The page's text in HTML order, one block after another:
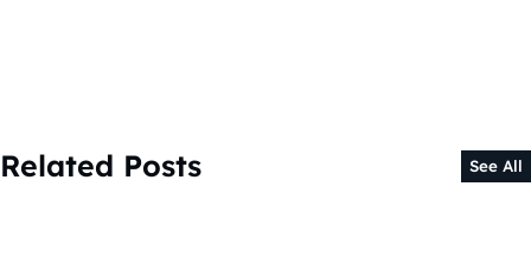
Related Posts See All